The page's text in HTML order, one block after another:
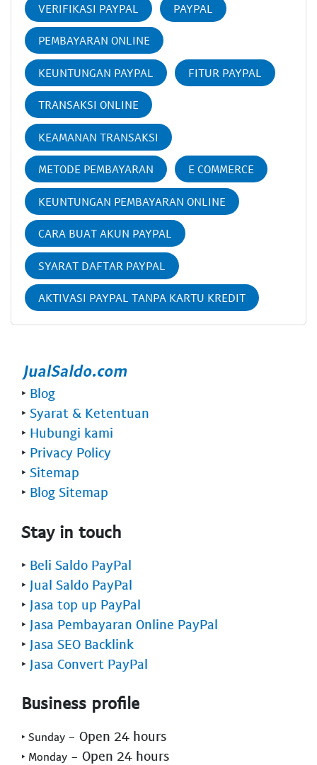
VERIFIKASI PAYPAL PAYPAL
PEMBAYARAN ONLINE
KEUNTUNGAN PAYPAL FITUR PAYPAL
TRANSAKSI ONLINE
KEAMANAN TRANSAKSI
METODE PEMBAYARAN E COMMERCE
KEUNTUNGAN PEMBAYARAN ONLINE
CARA BUAT AKUN PAYPAL
SYARAT DAFTAR PAYPAL
AKTIVASI PAYPAL TANPA KARTU KREDIT
‣ Blog
‣ Syarat & Ketentuan
‣ Hubungi kami
‣ Privacy Policy
‣ Sitemap
‣ Blog Sitemap
Stay in touch
‣ Beli Saldo PayPal
‣ Jual Saldo PayPal
‣ Jasa top up PayPal
‣ Jasa Pembayaran Online PayPal
‣ Jasa SEO Backlink
‣ Jasa Convert PayPal
Business profile
‣ Sunday - Open 24 hours
‣ Monday - Open 24 hours